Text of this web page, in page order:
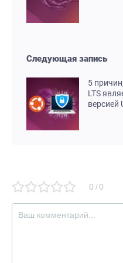
Следующая запись
5
LTS
версией
0 / 0